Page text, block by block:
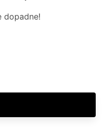
dopadne!